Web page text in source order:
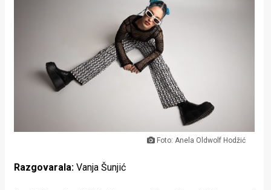
Fashion
Zdravlje
Život
Foto: Anela Oldwolf Hodžić
Razgovarala: Vanja Šunjić